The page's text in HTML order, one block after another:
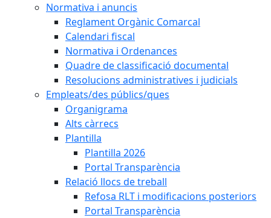
Normativa i anuncis
Reglament Orgànic Comarcal
Calendari fiscal
Normativa i Ordenances
Quadre de classificació documental
Resolucions administratives i judicials
Empleats/des públics/ques
Organigrama
Alts càrrecs
Plantilla
Plantilla 2026
Portal Transparència
Relació llocs de treball
Refosa RLT i modificacions posteriors
Portal Transparència